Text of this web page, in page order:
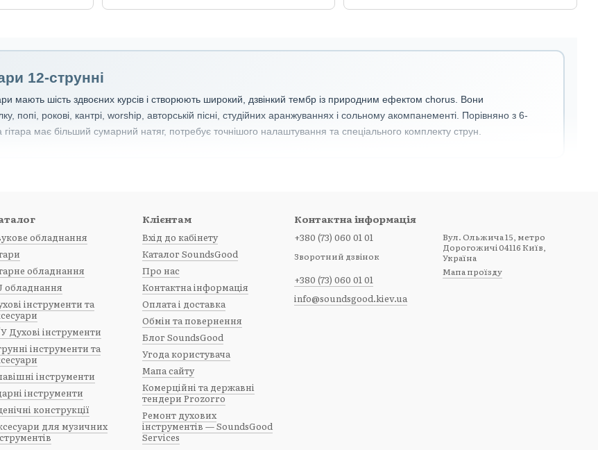
12-струнні
мають шість здвоєних курсів і створюють широкий, дзвінкий тембр із природним ефектом chorus. Вони
попі, рокові, кантрі, worship, авторській пісні, студійних аранжуваннях і сольному акомпанементі. Порівняно з 6-
має більший сумарний натяг, потребує точнішого налаштування та спеціального комплекту струн.
у шість
як шість ширших
Стандартні ноти
Основні струни відповідають строю E-A-
D-G-B-E.
Октавні курси
У нижніх курсах тонша додаткова струна
зазвичай налаштовується на октаву
вище.
Природний chorus
Різниця обертонів двох струн створює
shimmer і ширину.
обладнання
обладнання
обладнання
інструменти та
Духові інструменти
інструменти та
інструменти
інструменти
конструкції
для музичних
Клієнтам
Вхід до кабінету
Каталог SoundsGood
Про нас
Контактна інформація
Оплата і доставка
Обмін та повернення
Блог SoundsGood
Угода користувача
Мапа сайту
Комерційні та державні
тендери Prozorro
Ремонт духових
інструментів — SoundsGood
Services
Контактна інформація
+380 (73) 060 01 01
Зворотний дзвінок
+380 (73) 060 01 01
info@soundsgood.kiev.ua
Вул. Ольжича 15, метро
Дорогожичі 04116 Київ,
Україна
Мапа проїзду